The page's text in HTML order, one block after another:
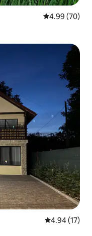
평점 4.99점(5
4.99 (70)
평점 4.94점
4.94 (17)